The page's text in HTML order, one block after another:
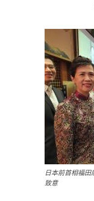
日本前首相福田
致意